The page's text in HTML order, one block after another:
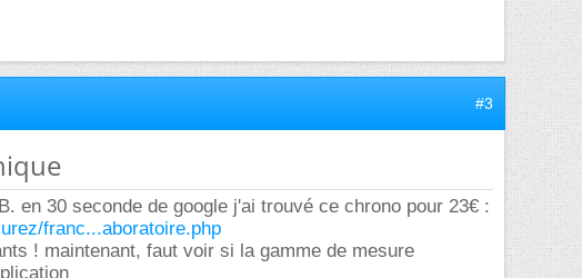
#3
en 30 seconde de google j'ai trouvé ce chrono pour 23€ :
franc...aboratoire.php
! maintenant, faut voir si la gamme de mesure